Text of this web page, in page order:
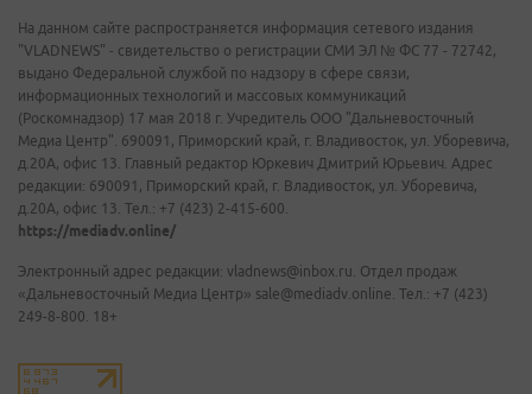
На данном сайте распространяется информация сетевого издания
"VLADNEWS" - свидетельство о регистрации СМИ ЭЛ № ФС 77 - 72742,
выдано Федеральной службой по надзору в сфере связи,
информационных технологий и массовых коммуникаций
(Роскомнадзор) 17 мая 2018 г. Учредитель ООО "Дальневосточный
Медиа Центр". 690091, Приморский край, г. Владивосток, ул. Уборевича,
д.20А, офис 13. Главный редактор Юркевич Дмитрий Юрьевич. Адрес
редакции: 690091, Приморский край, г. Владивосток, ул. Уборевича,
д.20А, офис 13. Тел.: +7 (423) 2-415-600.
https://mediadv.online/
Электронный адрес редакции: vladnews@inbox.ru. Отдел продаж
«Дальневосточный Медиа Центр» sale@mediadv.online. Тел.: +7 (423)
249-8-800. 18+